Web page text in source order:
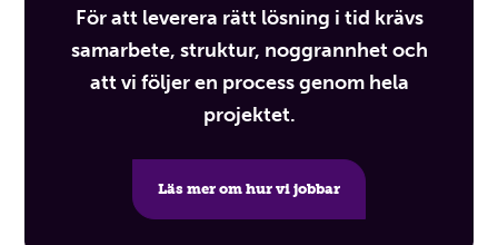
För att leverera rätt lösning i tid krävs
samarbete, struktur, noggrannhet och
att vi följer en process genom hela
projektet.
Läs mer om hur vi jobbar